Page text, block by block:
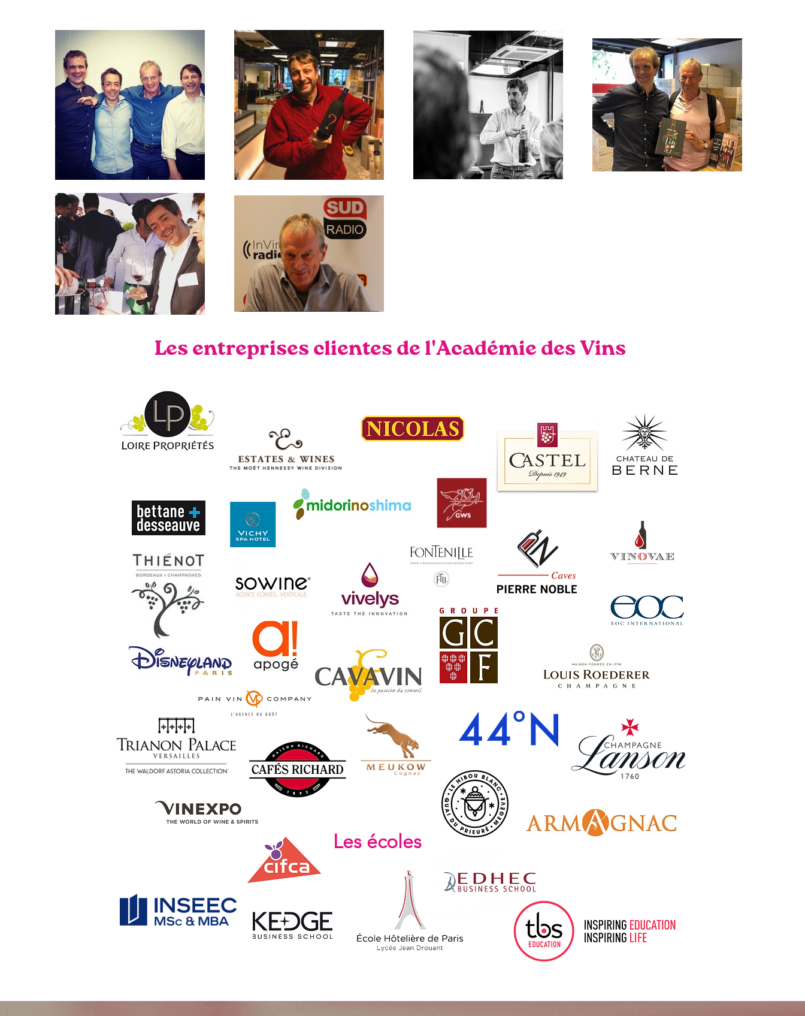
Les entreprises clientes de l'Académie des Vins
Les écoles